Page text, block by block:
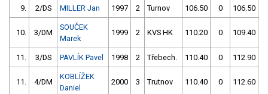
9. 2/DS MILLER Jan 1997 2 Turnov 106.50 0 106.50
10. 3/DM
SOUČEK
Marek
1999 2 KVS HK 110.20 0 109.40
11. 3/DS PAVLÍK Pavel 1998 2 Třebech. 110.40 0 112.90
11. 4/DM
KOBLÍŽEK
Daniel
2000 3 Trutnov 110.40 0 112.60